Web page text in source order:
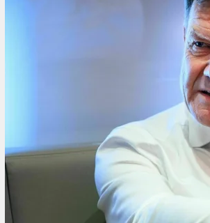
abo
genossenschaft